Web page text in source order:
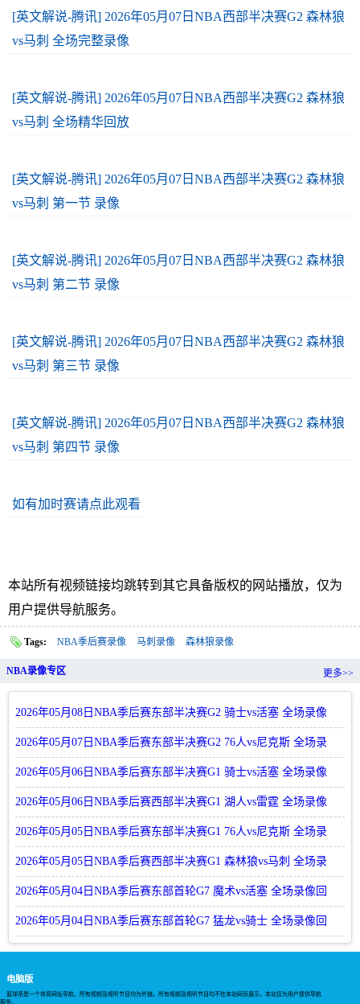
[英文解说-腾讯] 2026年05月07日NBA西部半决赛G2 森林狼
vs马刺 全场完整录像
[英文解说-腾讯] 2026年05月07日NBA西部半决赛G2 森林狼
vs马刺 全场精华回放
[英文解说-腾讯] 2026年05月07日NBA西部半决赛G2 森林狼
vs马刺 第一节 录像
[英文解说-腾讯] 2026年05月07日NBA西部半决赛G2 森林狼
vs马刺 第二节 录像
[英文解说-腾讯] 2026年05月07日NBA西部半决赛G2 森林狼
vs马刺 第三节 录像
[英文解说-腾讯] 2026年05月07日NBA西部半决赛G2 森林狼
vs马刺 第四节 录像
如有加时赛请点此观看
本站所有视频链接均跳转到其它具备版权的网站播放，仅为
用户提供导航服务。
Tags: NBA季后赛录像 马刺录像 森林狼录像
NBA录像专区 更多>>
2026年05月08日NBA季后赛东部半决赛G2 骑士vs活塞 全场录像
回放
2026年05月07日NBA季后赛东部半决赛G2 76人vs尼克斯 全场录
像回放
2026年05月06日NBA季后赛东部半决赛G1 骑士vs活塞 全场录像
回放
2026年05月06日NBA季后赛西部半决赛G1 湖人vs雷霆 全场录像
回放
2026年05月05日NBA季后赛东部半决赛G1 76人vs尼克斯 全场录
像回放
2026年05月05日NBA季后赛西部半决赛G1 森林狼vs马刺 全场录
像回放
2026年05月04日NBA季后赛东部首轮G7 魔术vs活塞 全场录像回
放
2026年05月04日NBA季后赛东部首轮G7 猛龙vs骑士 全场录像回
放
电脑版
篮球帝是一个体育网址导航，所有视频及视听节目均为外链。所有视频及视听节目均不在本站网页展示。本站仅为用户提供导航
服务。